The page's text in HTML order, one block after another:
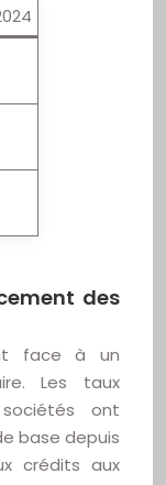
des
face à un
Les taux
ont
base depuis
crédits aux